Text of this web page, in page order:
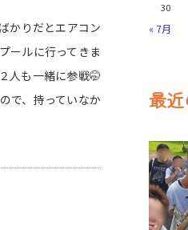
かりだとエアコン
ールに行ってきま
人も一緒に参戦🤭
で、持っていなか
30
« 7月
最